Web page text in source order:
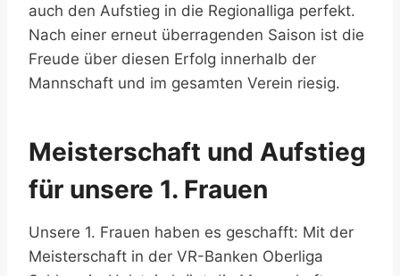
auch den Aufstieg in die Regionalliga perfekt.
Nach einer erneut überragenden Saison ist die
Freude über diesen Erfolg innerhalb der
Mannschaft und im gesamten Verein riesig.
Meisterschaft und Aufstieg
für unsere 1. Frauen
Unsere 1. Frauen haben es geschafft: Mit der
Meisterschaft in der VR-Banken Oberliga